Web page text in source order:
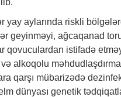
yay aylarında riskli
geyinməyi, ağcaqanad
qovuculardan istifadə
alkoqolu
qarşı mübarizədə
dünyası genetik